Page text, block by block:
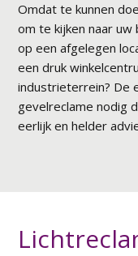
Omdat te kunnen
om te kijken naar
op een afgelegen
een druk
industrieterrein? De
gevelreclame nodig
eerlijk en helder